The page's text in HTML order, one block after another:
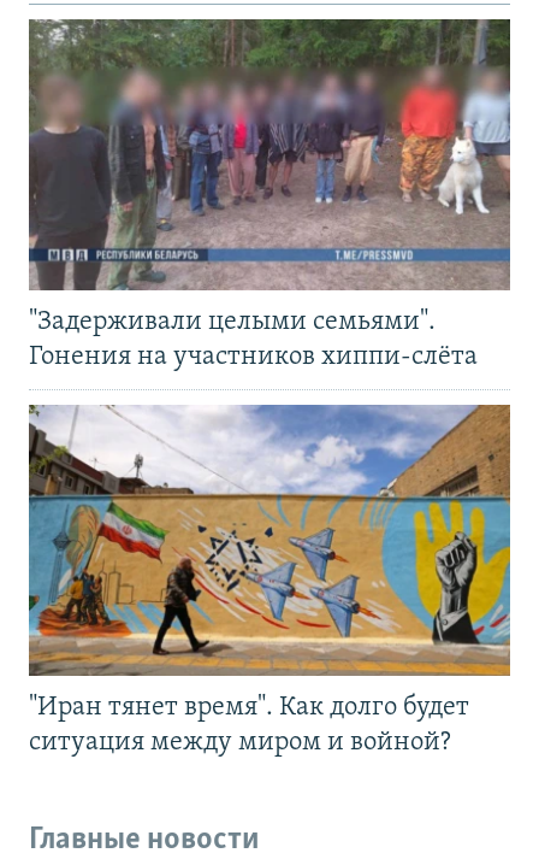
"Задерживали целыми семьями".
Гонения на участников хиппи-слёта
"Иран тянет время". Как долго будет
ситуация между миром и войной?
Главные новости